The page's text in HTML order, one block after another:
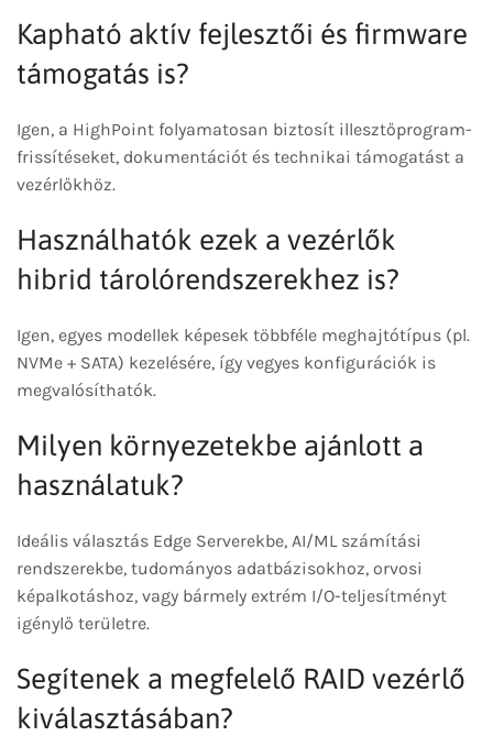
Kapható aktív fejlesztői és firmware
támogatás is?
Igen, a HighPoint folyamatosan biztosít illesztőprogram-
frissítéseket, dokumentációt és technikai támogatást a
vezérlőkhöz.
Használhatók ezek a vezérlők
hibrid tárolórendszerekhez is?
Igen, egyes modellek képesek többféle meghajtótípus (pl.
NVMe + SATA) kezelésére, így vegyes konfigurációk is
megvalósíthatók.
Milyen környezetekbe ajánlott a
használatuk?
Ideális választás Edge Serverekbe, AI/ML számítási
rendszerekbe, tudományos adatbázisokhoz, orvosi
képalkotáshoz, vagy bármely extrém I/O-teljesítményt
igénylő területre.
Segítenek a megfelelő RAID vezérlő
kiválasztásában?